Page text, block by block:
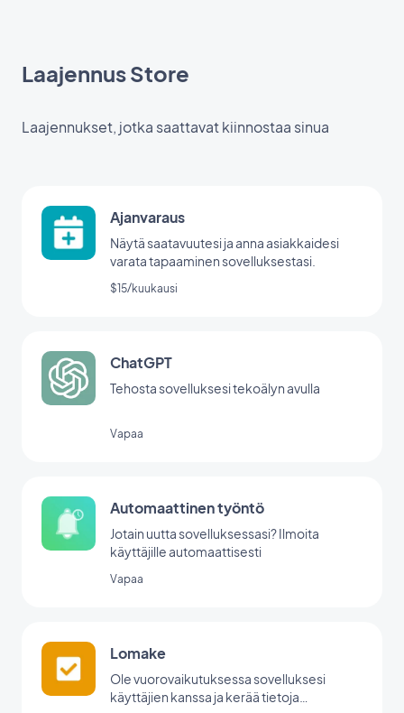
Laajennus Store
Laajennukset, jotka saattavat kiinnostaa sinua
Ajanvaraus
Näytä saatavuutesi ja anna asiakkaidesi
varata tapaaminen sovelluksestasi.
$15/kuukausi
ChatGPT
Tehosta sovelluksesi tekoälyn avulla
Vapaa
Automaattinen työntö
Jotain uutta sovelluksessasi? Ilmoita
käyttäjille automaattisesti
Vapaa
Lomake
Ole vuorovaikutuksessa sovelluksesi
käyttäjien kanssa ja kerää tietoja